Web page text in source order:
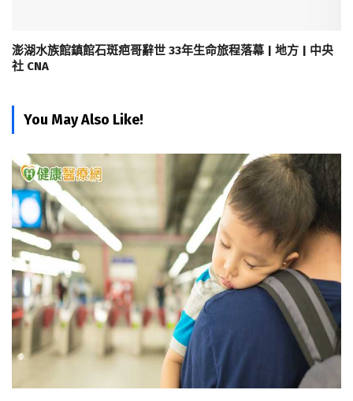
澎湖水族館鎮館石斑疤哥辭世 33年生命旅程落幕 | 地方 | 中央
社 CNA
You May Also Like!